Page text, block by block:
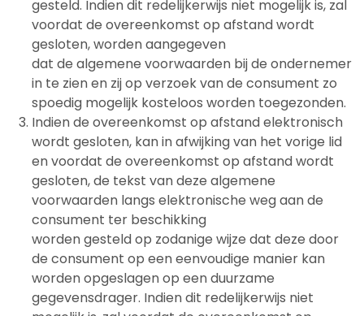
gesteld. Indien dit redelijkerwijs niet mogelijk is, zal
voordat de overeenkomst op afstand wordt
gesloten, worden aangegeven
dat de algemene voorwaarden bij de ondernemer
in te zien en zij op verzoek van de consument zo
spoedig mogelijk kosteloos worden toegezonden.
Indien de overeenkomst op afstand elektronisch
wordt gesloten, kan in afwijking van het vorige lid
en voordat de overeenkomst op afstand wordt
gesloten, de tekst van deze algemene
voorwaarden langs elektronische weg aan de
consument ter beschikking
worden gesteld op zodanige wijze dat deze door
de consument op een eenvoudige manier kan
worden opgeslagen op een duurzame
gegevensdrager. Indien dit redelijkerwijs niet